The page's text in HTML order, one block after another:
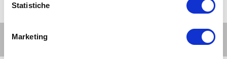
Statistiche
MarketingAltri eventi per questa età